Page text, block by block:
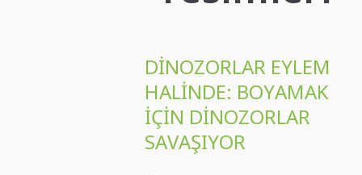
DINOZORLAR EYLEM
HALINDE: BOYAMAK
IÇIN DINOZORLAR
SAVAŞIYOR